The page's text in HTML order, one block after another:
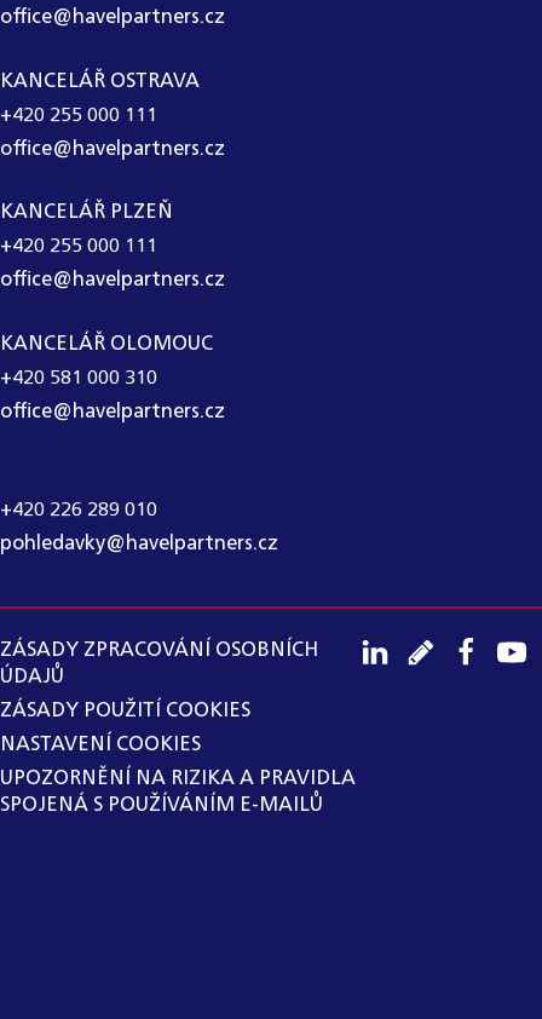
office@havelpartners.cz
KANCELÁŘ OSTRAVA
+420 255 000 111
office@havelpartners.cz
KANCELÁŘ PLZEŇ
+420 255 000 111
office@havelpartners.cz
KANCELÁŘ OLOMOUC
+420 581 000 310
office@havelpartners.cz
+420 226 289 010
pohledavky@havelpartners.cz
ZÁSADY ZPRACOVÁNÍ OSOBNÍCH
ÚDAJŮ
ZÁSADY POUŽITÍ COOKIES
NASTAVENÍ COOKIES
UPOZORNĚNÍ NA RIZIKA A PRAVIDLA
SPOJENÁ S POUŽÍVÁNÍM E-MAILŮ